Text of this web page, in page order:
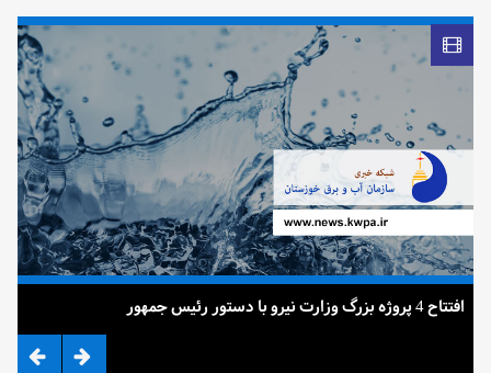
افتتاح 4 پروژه بزرگ وزارت نیرو با دستور رئیس جمهور